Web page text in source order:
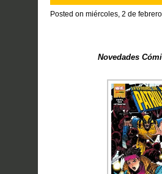
Posted on miércoles, 2 de
Novedades